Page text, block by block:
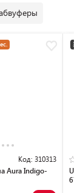
Код: 310313
Aura Indigo-